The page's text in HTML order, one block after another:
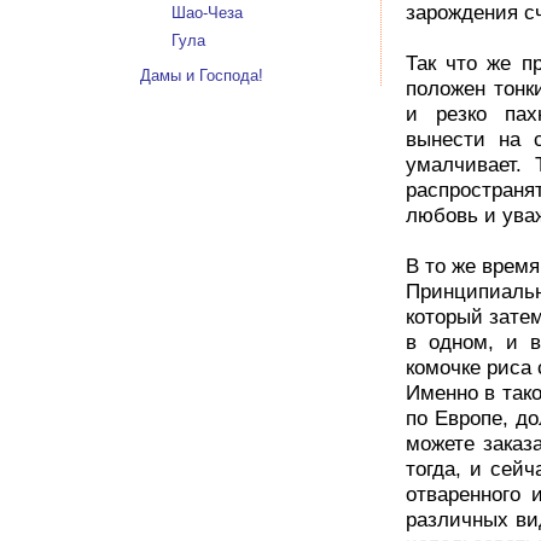
зарождения
Так что же
положен
и резко
вынести на
любовь и
В то же
который
в одном, и в
комочке
Именно в
по Европе,
можете
тогда, и
различных
Шао-Чеза
Гула
Дамы и Господа!